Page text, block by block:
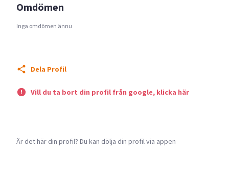
Omdömen
Inga omdömen ännu
Dela Profil
Vill du ta bort din profil från google, klicka här
Är det här din profil? Du kan dölja din profil via appen